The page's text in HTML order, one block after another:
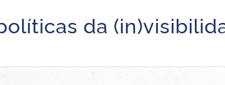
Advocacia-Geral da União Banco Central do Brasil
da